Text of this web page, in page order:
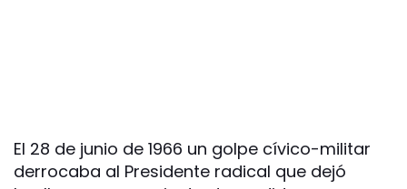
El 28 de junio de 1966 un golpe cívico-militar
derrocaba al Presidente radical que dejó